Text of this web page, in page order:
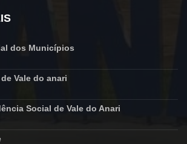
dos Municípios
Vale do anari
Social de Vale do Anari